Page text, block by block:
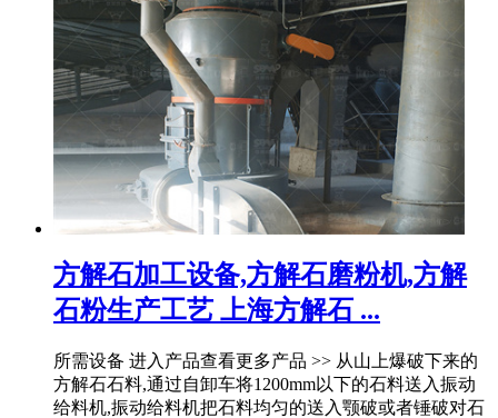
方解石加工设备,方解石磨粉机,方解
石粉生产工艺 上海方解石 ...
所需设备 进入产品查看更多产品 >> 从山上爆破下来的
方解石石料,通过自卸车将1200mm以下的石料送入振动
给料机,振动给料机把石料均匀的送入颚破或者锤破对石